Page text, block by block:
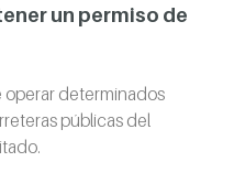
un permiso de
operar determinados
públicas del